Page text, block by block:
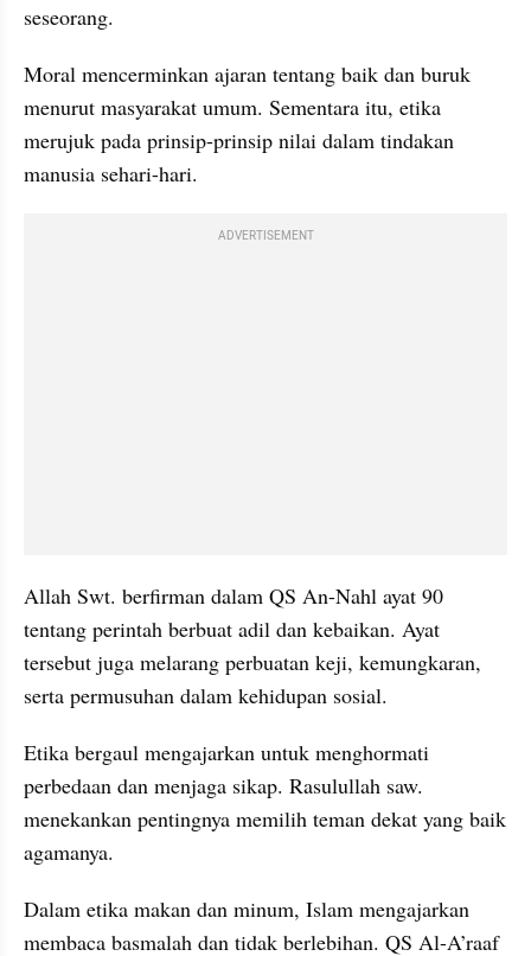
seseorang.
Moral mencerminkan ajaran tentang baik dan buruk
menurut masyarakat umum. Sementara itu, etika
merujuk pada prinsip-prinsip nilai dalam tindakan
manusia sehari-hari.
ADVERTISEMENT
Allah Swt. berfirman dalam QS An-Nahl ayat 90
tentang perintah berbuat adil dan kebaikan. Ayat
tersebut juga melarang perbuatan keji, kemungkaran,
serta permusuhan dalam kehidupan sosial.
Etika bergaul mengajarkan untuk menghormati
perbedaan dan menjaga sikap. Rasulullah saw.
menekankan pentingnya memilih teman dekat yang baik
agamanya.
Dalam etika makan dan minum, Islam mengajarkan
membaca basmalah dan tidak berlebihan. QS Al-A’raaf